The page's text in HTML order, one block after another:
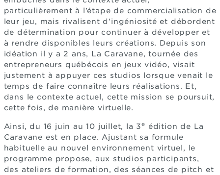
particulièrement à l’étape de commercialisation de
leur jeu, mais rivalisent d’ingéniosité et débordent
de détermination pour continuer à développer et
à rendre disponibles leurs créations. Depuis son
idéation il y a 2 ans, La Caravane, tournée des
entrepreneurs québécois en jeux vidéo, visait
justement à appuyer ces studios lorsque venait le
temps de faire connaître leurs réalisations. Et,
dans le contexte actuel, cette mission se poursuit,
cette fois, de manière virtuelle.
Ainsi, du 16 juin au 10 juillet, la 3e édition de La
Caravane est en place. Ajustant sa formule
habituelle au nouvel environnement virtuel, le
programme propose, aux studios participants,
des ateliers de formation, des séances de pitch et